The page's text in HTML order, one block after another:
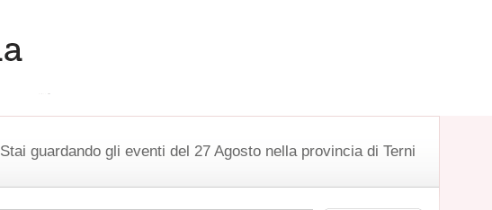
Stai guardando gli eventi del 27 Agosto nella provincia di Terni